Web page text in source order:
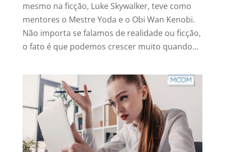
mesmo na ficção, Luke Skywalker, teve como
mentores o Mestre Yoda e o Obi Wan Kenobi.
Não importa se falamos de realidade ou ficção,
o fato é que podemos crescer muito quando...